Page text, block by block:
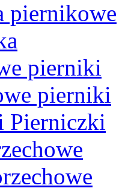
pierniki
Pierniczki